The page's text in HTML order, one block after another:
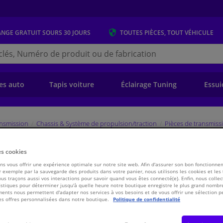
GRATUITSOURS 30 JOURS TOUTES PIÈCES, TOUT VÉHICULE
auto Tapis voiture Éclairage Tuning
Chassis & Système de propulsion/traction Pièces de
de commande 22087 FEBI
€ 13,71 TTC
Voir les
cookies
vous offrir une expérience optimale sur notre site web. Afin d'assurer son bon
exemple par la sauvegarde des produits dans votre panier, nous utilisons les cookies et les
traçons aussi vos interactions pour savoir quand vous êtes connecté(e). Enfin, nous
pour déterminer jusqu'à quelle heure notre boutique enregistre le plus grand
nous permettent d'adapter nos services à vos besoins et de vous offrir une sélection
offres personnalisées dans notre boutique.
Politique de confidentialité